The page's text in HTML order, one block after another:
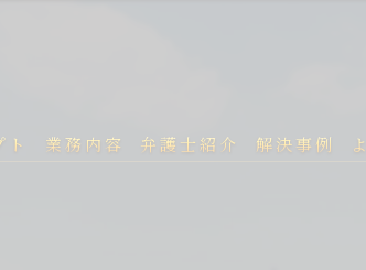
ト 業務内容 弁護士紹介 解決事例